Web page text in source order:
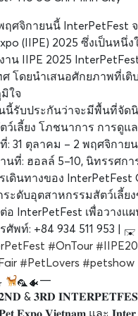
ฤศจิกายนนี้ InterPetFest
(IIPE) 2025 ซึ่งเป็นห
าน IIPE 2025
ศ โดยนำเสนอศักยภาพที่เ
ใจ
นี้รับประกันว่าจะมีพื้นที่จัด
ว์เลี้ยง โภชนาการ การดูแ
: 31 ตุลาคม – 2 พฤศจิกาย
นที่: ฮอลล์ 5–10, นิทรรศก
เดินทางของ InterPetFest
ระดับอุตสาหกรรมสัตว์เลี้ย
อ InterPetFest เพื่อวาง
ศัพท์: +84 934 511 953 |
#OnTour
#PetLovers #petshow
—
& 𝟑𝐑𝐃
𝐄𝐱𝐩𝐨 𝐕𝐢𝐞𝐭𝐧𝐚𝐦 และ 𝐈𝐧𝐭𝐞𝐫